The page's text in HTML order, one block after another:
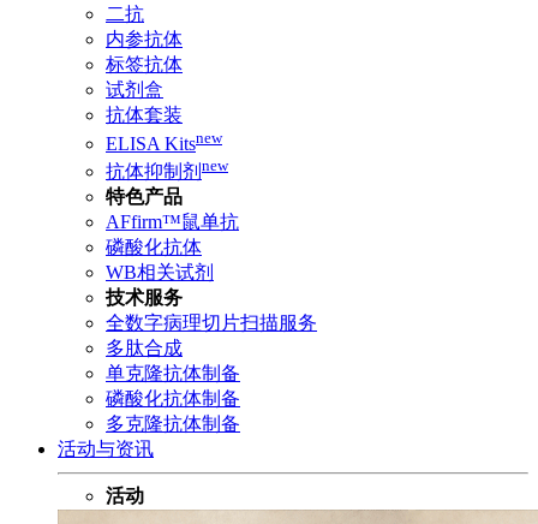
二抗
内参抗体
标签抗体
试剂盒
抗体套装
ELISA Kitsnew
抗体抑制剂 new
特色产品
AFfirm™鼠单抗
磷酸化抗体
WB相关试剂
技术服务
全数字病理切片扫描服务
多肽合成
单克隆抗体制备
磷酸化抗体制备
多克隆抗体制备
活动与资讯
活动